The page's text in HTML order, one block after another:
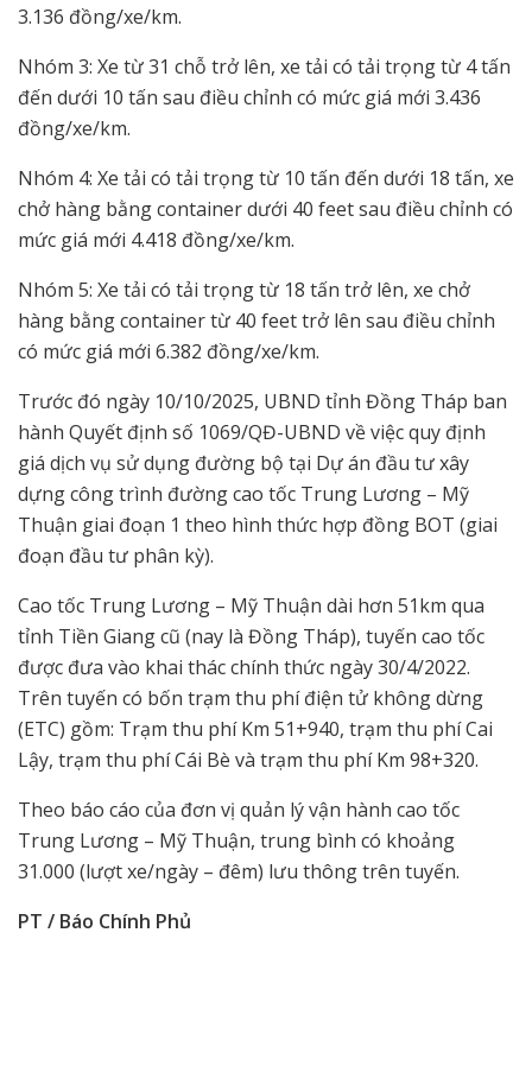
3.136 đồng/xe/km.
Nhóm 3: Xe từ 31 chỗ trở lên, xe tải có tải trọng từ 4 tấn
đến dưới 10 tấn sau điều chỉnh có mức giá mới 3.436
đồng/xe/km.
Nhóm 4: Xe tải có tải trọng từ 10 tấn đến dưới 18 tấn, xe
chở hàng bằng container dưới 40 feet sau điều chỉnh có
mức giá mới 4.418 đồng/xe/km.
Nhóm 5: Xe tải có tải trọng từ 18 tấn trở lên, xe chở
hàng bằng container từ 40 feet trở lên sau điều chỉnh
có mức giá mới 6.382 đồng/xe/km.
Trước đó ngày 10/10/2025, UBND tỉnh Đồng Tháp ban
hành Quyết định số 1069/QĐ-UBND về việc quy định
giá dịch vụ sử dụng đường bộ tại Dự án đầu tư xây
dựng công trình đường cao tốc Trung Lương – Mỹ
Thuận giai đoạn 1 theo hình thức hợp đồng BOT (giai
đoạn đầu tư phân kỳ).
Cao tốc Trung Lương – Mỹ Thuận dài hơn 51km qua
tỉnh Tiền Giang cũ (nay là Đồng Tháp), tuyến cao tốc
được đưa vào khai thác chính thức ngày 30/4/2022.
Trên tuyến có bốn trạm thu phí điện tử không dừng
(ETC) gồm: Trạm thu phí Km 51+940, trạm thu phí Cai
Lậy, trạm thu phí Cái Bè và trạm thu phí Km 98+320.
Theo báo cáo của đơn vị quản lý vận hành cao tốc
Trung Lương – Mỹ Thuận, trung bình có khoảng
31.000 (lượt xe/ngày – đêm) lưu thông trên tuyến.
PT / Báo Chính Phủ